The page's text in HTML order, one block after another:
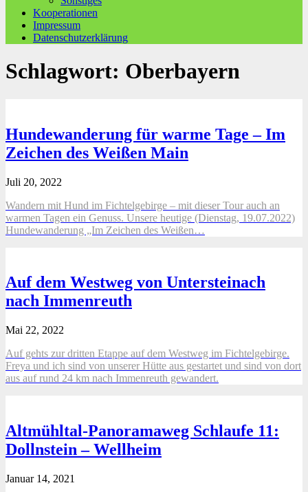
Kooperationen
Impressum
Datenschutzerklärung
Schlagwort: Oberbayern
Hundewanderung für warme Tage – Im
Zeichen des Weißen Main
Juli 20, 2022
Wandern mit Hund im Fichtelgebirge – mit dieser Tour auch an
warmen Tagen ein Genuss. Unsere heutige (Dienstag, 19.07.2022)
Hundewanderung „Im Zeichen des Weißen…
Auf dem Westweg von Untersteinach
nach Immenreuth
Mai 22, 2022
Auf gehts zur dritten Etappe auf dem Westweg im Fichtelgebirge.
Freya und ich sind von unserer Hütte aus gestartet und sind von dort
aus auf rund 24 km nach Immenreuth gewandert.
Altmühltal-Panoramaweg Schlaufe 11:
Dollnstein – Wellheim
Januar 14, 2021